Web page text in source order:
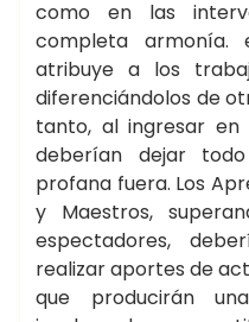
como en las
completa
atribuye a los
diferenciándolos de
tanto, al ingresar en
deberían dejar
profana fuera. Los
y Maestros,
espectadores,
realizar aportes de
que producirán